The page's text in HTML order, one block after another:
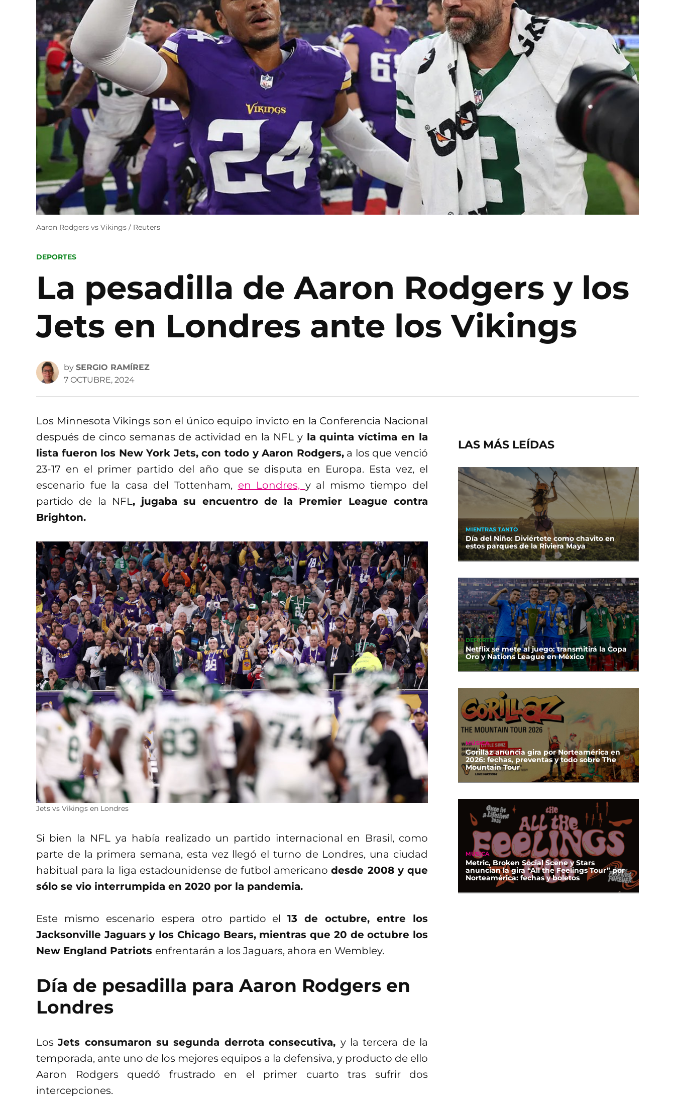
Aaron Rodgers vs Vikings / Reuters
POSTED
DEPORTES
La pesadilla de Aaron Rodgers y los
Jets en Londres ante los Vikings
by SERGIO RAMÍREZ
7 OCTUBRE, 2024
Los Minnesota Vikings son el único equipo invicto en la Conferencia Nacional
después de cinco semanas de actividad en la NFL yla quinta víctima en la
lista fueron los New York Jets, con todo y Aaron Rodgers,a los que venció
23-17 en el primer partido del año que se disputa en Europa. Esta vez, el
escenario fue la casa del Tottenham, en Londres, y al mismo tiempo del
partido de la NFL, jugaba su encuentro de la Premier League contra
Brighton.
Jets vs Vikings en Londres
Si bien la NFL ya había realizado un partido internacional en Brasil, como
parte de la primera semana, esta vez llegó el turno de Londres, una ciudad
habitual para la liga estadounidense de futbol americanodesde 2008 y que
sólo se vio interrumpida en 2020 por la pandemia.
Este mismo escenario espera otro partido el13 de octubre, entre los
Jacksonville Jaguars y los Chicago Bears, mientras que 20 de octubre los
New England Patriots enfrentarán a los Jaguars, ahora en Wembley.
Día de pesadilla para Aaron Rodgers en
Londres
LosJets consumaron su segunda derrota consecutiva, y la tercera de la
temporada, ante uno de los mejores equipos a la defensiva, y producto de ello
Aaron Rodgers quedó frustrado en el primer cuarto tras sufrir dos
intercepciones.
LAS MÁS LEÍDAS
MIENTRAS TANTO
Día del Niño: Diviértete como chavito en
estos parques de la Riviera Maya
DEPORTES
Netflix se mete al juego: transmitirá la Copa
Oro y Nations League en México
MÚSICA
Gorillaz anuncia gira por Norteamérica en
2026: fechas, preventas y todo sobre The
Mountain Tour
MÚSICA
Metric, Broken Social Scene y Stars
anuncian la gira “All the Feelings Tour” por
Norteamérica: fechas y boletos